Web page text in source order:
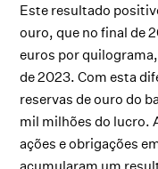
Este resultado
ouro, que no final de
euros por
de 2023. Com esta
reservas de ouro do
mil milhões do lucro.
ações e obrigações
acumularam um